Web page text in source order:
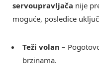
servoupravljača nije
moguće, posledice
Teži volan –
brzinama.